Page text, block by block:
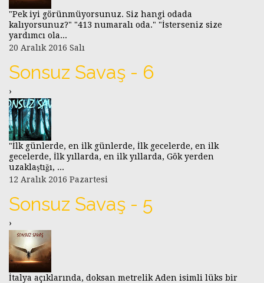
"Pek iyi görünmüyorsunuz. Siz hangi odada
kalıyorsunuz?" "413 numaralı oda." "İsterseniz size
yardımcı ola...
20 Aralık 2016 Salı
Sonsuz Savaş - 6
›
"İlk günlerde, en ilk günlerde, İlk gecelerde, en ilk
gecelerde, İlk yıllarda, en ilk yıllarda, Gök yerden
uzaklaştığı, ...
12 Aralık 2016 Pazartesi
Sonsuz Savaş - 5
›
İtalya açıklarında, doksan metrelik Aden isimli lüks bir